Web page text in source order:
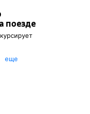
поезде
с
eще